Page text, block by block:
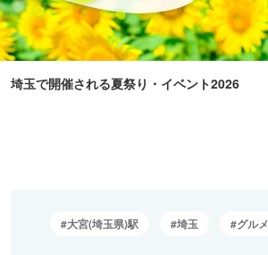
埼玉で開催される夏祭り・イベント2026
大宮(埼玉県)駅 埼玉 グルメ